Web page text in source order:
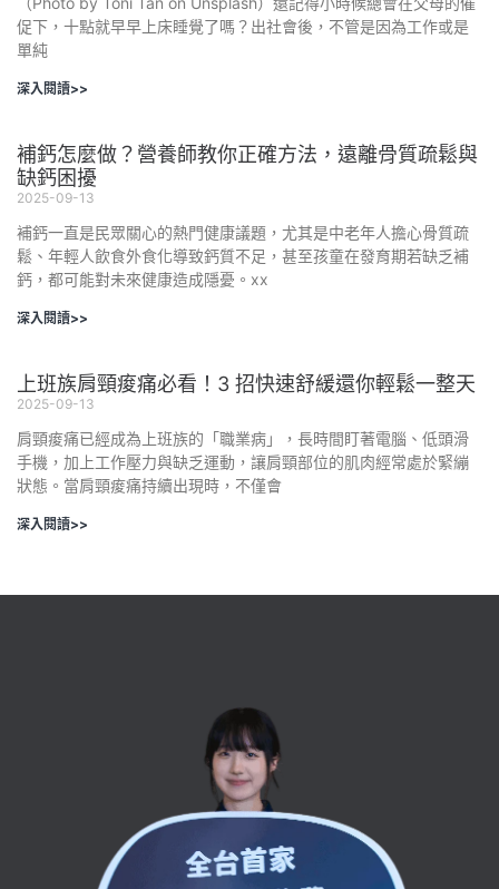
促下，十點就早早上床睡覺了嗎？出社會後，不管是因為工作或是
單純
深入閱讀>>
補鈣怎麼做？營養師教你正確方法，遠離骨質疏鬆與
缺鈣困擾
2025-09-13
補鈣一直是民眾關心的熱門健康議題，尤其是中老年人擔心骨質疏
鬆、年輕人飲食外食化導致鈣質不足，甚至孩童在發育期若缺乏補
鈣，都可能對未來健康造成隱憂。xx
深入閱讀>>
上班族肩頸痠痛必看！3 招快速舒緩還你輕鬆一整天
2025-09-13
肩頸痠痛已經成為上班族的「職業病」，長時間盯著電腦、低頭滑
手機，加上工作壓力與缺乏運動，讓肩頸部位的肌肉經常處於緊繃
狀態。當肩頸痠痛持續出現時，不僅會
深入閱讀>>